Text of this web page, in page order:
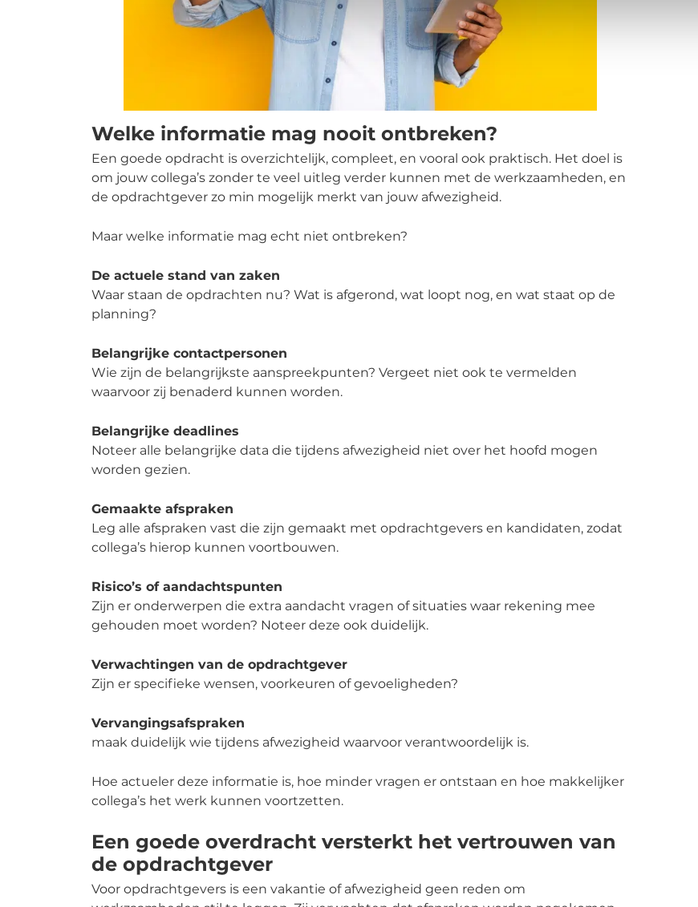
Welke informatie mag nooit ontbreken?
Een goede opdracht is overzichtelijk, compleet, en vooral ook praktisch. Het doel is
om jouw collega’s zonder te veel uitleg verder kunnen met de werkzaamheden, en
de opdrachtgever zo min mogelijk merkt van jouw afwezigheid.
Maar welke informatie mag echt niet ontbreken?
De actuele stand van zaken
Waar staan de opdrachten nu? Wat is afgerond, wat loopt nog, en wat staat op de
planning?
Belangrijke contactpersonen
Wie zijn de belangrijkste aanspreekpunten? Vergeet niet ook te vermelden
waarvoor zij benaderd kunnen worden.
Belangrijke deadlines
Noteer alle belangrijke data die tijdens afwezigheid niet over het hoofd mogen
worden gezien.
Gemaakte afspraken
Leg alle afspraken vast die zijn gemaakt met opdrachtgevers en kandidaten, zodat
collega’s hierop kunnen voortbouwen.
Risico’s of aandachtspunten
Zijn er onderwerpen die extra aandacht vragen of situaties waar rekening mee
gehouden moet worden? Noteer deze ook duidelijk.
Verwachtingen van de opdrachtgever
Zijn er specifieke wensen, voorkeuren of gevoeligheden?
Vervangingsafspraken
maak duidelijk wie tijdens afwezigheid waarvoor verantwoordelijk is.
Hoe actueler deze informatie is, hoe minder vragen er ontstaan en hoe makkelijker
collega’s het werk kunnen voortzetten.
Een goede overdracht versterkt het vertrouwen van
de opdrachtgever
Voor opdrachtgevers is een vakantie of afwezigheid geen reden om